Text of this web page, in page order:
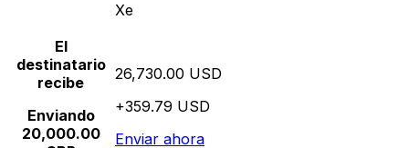
Xe
El
destinatario
recibe
Enviando
20,000.00
26,730.00 USD
+359.79 USD
Enviar ahora